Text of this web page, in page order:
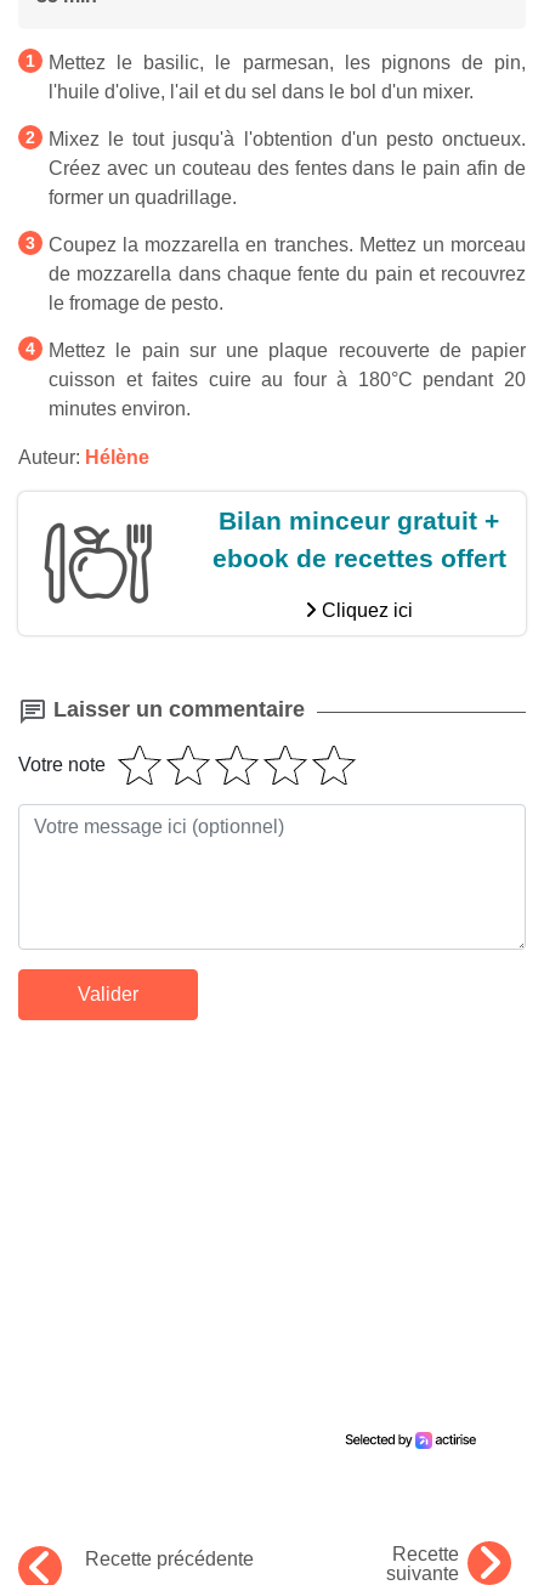
Mettez le basilic, le parmesan, les pignons de pin,
l'huile d'olive, l'ail et du sel dans le bol d'un mixer.
Mixez le tout jusqu'à l'obtention d'un pesto onctueux.
Créez avec un couteau des fentes dans le pain afin de
former un quadrillage.
Coupez la mozzarella en tranches. Mettez un morceau
de mozzarella dans chaque fente du pain et recouvrez
le fromage de pesto.
Mettez le pain sur une plaque recouverte de papier
cuisson et faites cuire au four à 180°C pendant 20
minutes environ.
Auteur: Hélène
Bilan minceur gratuit +
ebook de recettes offert
Cliquez ici
Laisser un commentaire
Votre note
Recette précédente
Recette
suivante